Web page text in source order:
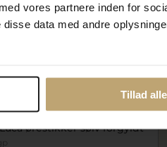
vores partnere inden for
data med andre
Tillad alle
ørestikker sølv forgyldt